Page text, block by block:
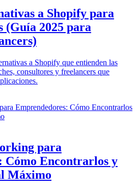
a Shopify para
(Guía 2025 para
a Shopify que entienden las
consultores y freelancers que
para
Cómo Encontrarlos y
Máximo